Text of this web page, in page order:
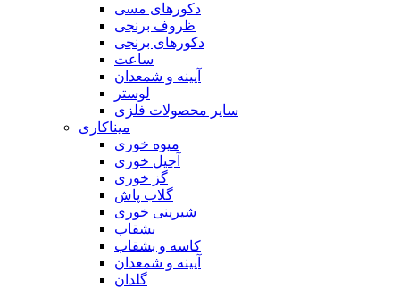
دکورهای مسی
ظروف برنجی
دکورهای برنجی
ساعت
آیینه و شمعدان
لوستر
سایر محصولات فلزی
میناکاری
میوه خوری
آجیل خوری
گز خوری
گلاب پاش
شیرینی خوری
بشقاب
کاسه و بشقاب
آیینه و شمعدان
گلدان